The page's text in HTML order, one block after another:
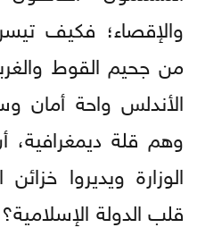
والإقصاء؛ فكيف
من جحيم القوط
الأندلس واحة أمان
وهم قلة ديمغرافية،
الوزارة ويديروا
قلب الدولة